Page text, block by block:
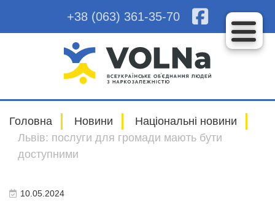
+38 (063) 361-35-70
Головна Новини
Національні новини
Львів: послуги для громади мають бути
доступними
10.05.2024